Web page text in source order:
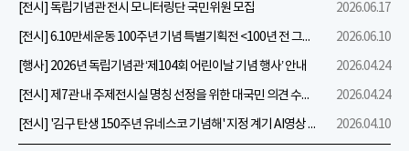
[전시] 독립기념관 전시 모니터링단 국민위원 모집
2026.06.17
[전시] 6.10만세운동 100주년 기념 특별기획전 <100년 전 그날을 보다: 6.10만세운동>
2026.06.10
[행사] 2026년 독립기념관 ‘제104회 어린이날 기념 행사’ 안내
2026.04.24
[전시] 제7관 내 주제전시실 명칭 선정을 위한 대국민 의견 수렴 실시
2026.04.24
[전시] '김구 탄생 150주년 유네스코 기념해' 지정 계기 AI영상 국민공모 개최 안내
2026.04.10